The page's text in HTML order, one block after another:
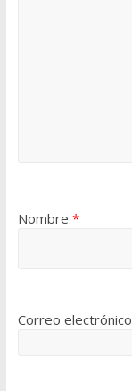
Nombre *
Correo electrónico